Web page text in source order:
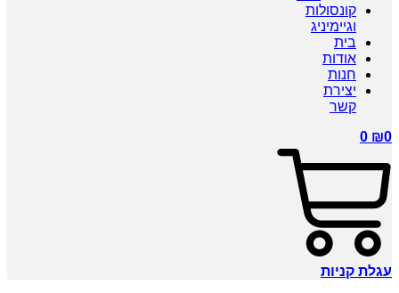
קונסולות
וגיימיניג
בית
אודות
חנות
יצירת
קשר
₪0
0
עגלת קניות